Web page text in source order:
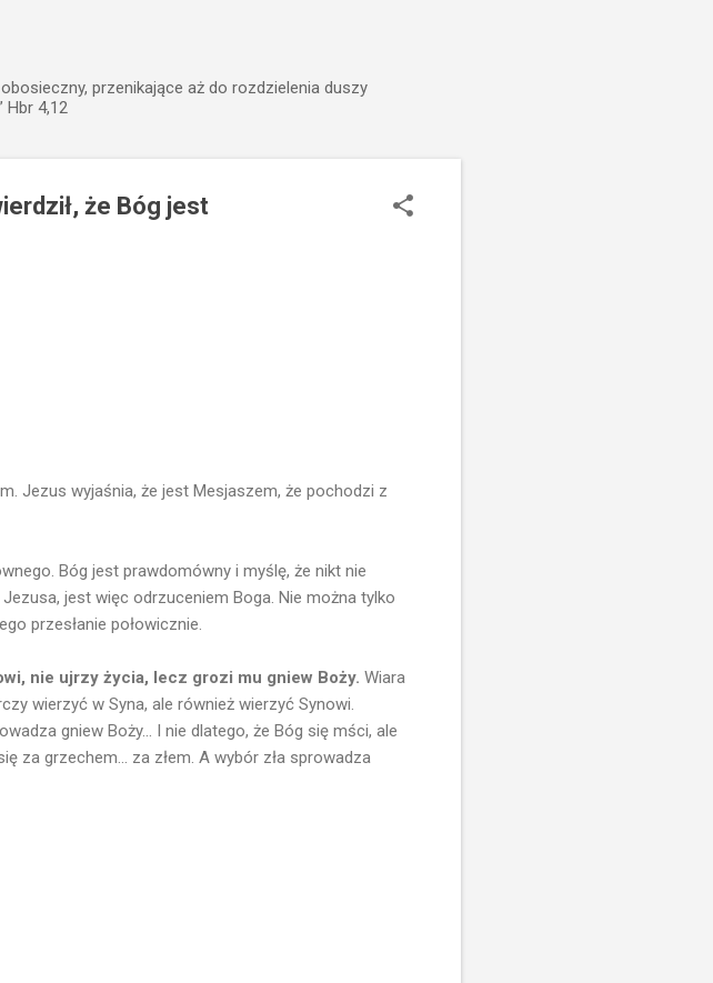
przenikające aż do rozdzielenia duszy
Hbr 4,12
że Bóg jest
Jezus wyjaśnia, że jest Mesjaszem, że pochodzi z
Bóg jest prawdomówny i myślę, że nikt nie
jest więc odrzuceniem Boga. Nie można tylko
przesłanie połowicznie.
nie ujrzy życia, lecz grozi mu gniew Boży. Wiara
wierzyć w Syna, ale również wierzyć Synowi.
gniew Boży... I nie dlatego, że Bóg się mści, ale
za grzechem... za złem. A wybór zła sprowadza